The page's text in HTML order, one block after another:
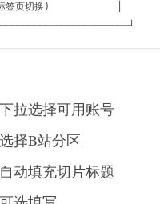
标签页切换)            │
下拉选择可用账号
选择B站分区
自动填充切片标题